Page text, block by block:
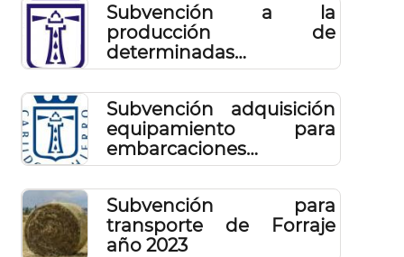
Subvención a la
producción de
determinadas
variedades de uva para
obtención de vino de
calidad elaborado en El
Hierro en 2023.
Subvención adquisición
equipamiento para
embarcaciones
pescadores
profesionales 2023
Subvención para
transporte de Forraje
año 2023